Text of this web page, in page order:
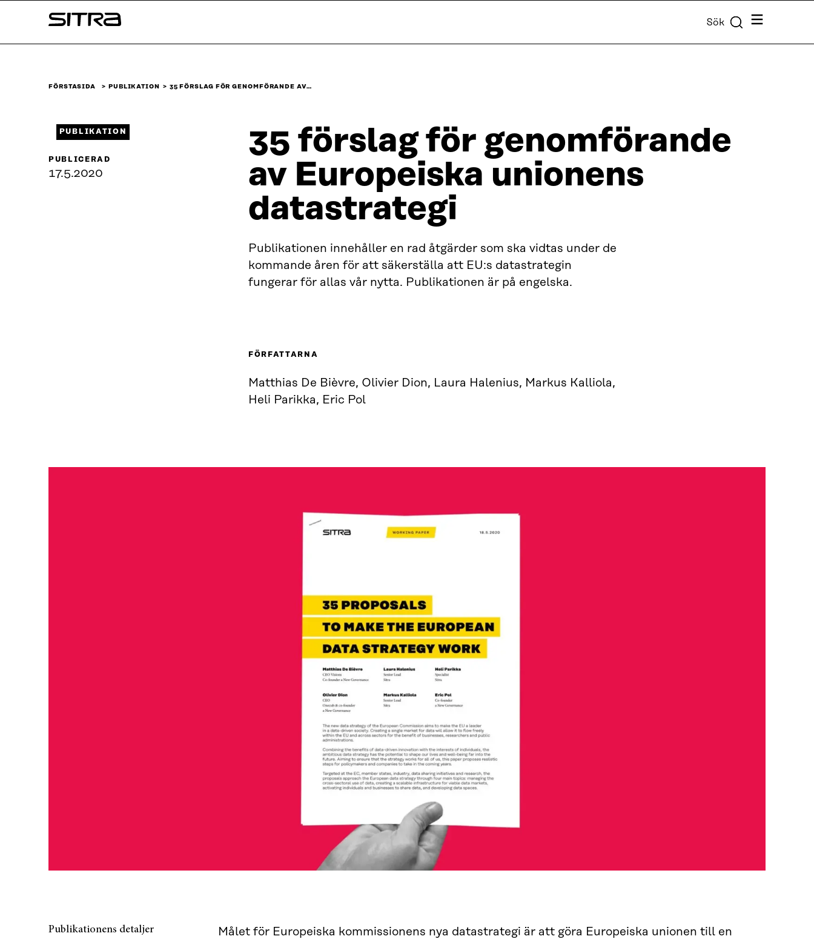
↓
Sitra Sök Meny
FÖRSTASIDA PUBLIKATION 35 FÖRSLAG FÖR GENOMFÖRANDE AV…
35 förslag för genomförande
av Europeiska unionens
datastrategi
Publikationen innehåller en rad åtgärder som ska vidtas under de
kommande åren för att säkerställa att EU:s datastrategin
fungerar för allas vår nytta. Publikationen är på engelska.
PUBLIKATION
PUBLICERAD
17.5.2020
FÖRFATTARNA
Matthias De Bièvre, Olivier Dion, Laura Halenius, Markus Kalliola,
Heli Parikka, Eric Pol
Publikationens detaljer
Målet för Europeiska kommissionens nya datastrategi är att göra Europeiska unionen till en